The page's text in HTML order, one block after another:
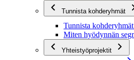
Tunnista kohderyhmät
Tunnista kohderyhmät
Miten hyödynnän
Yhteistyöprojektit